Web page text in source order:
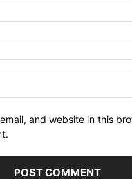
and website in this